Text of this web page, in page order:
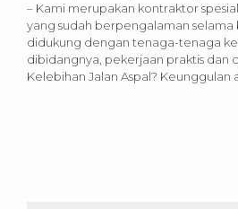
– Kami merupakan kontraktor
yang sudah berpengalaman selama
didukung dengan tenaga-tenaga
dibidangnya, pekerjaan praktis dan
Kelebihan Jalan Aspal? Keunggulan